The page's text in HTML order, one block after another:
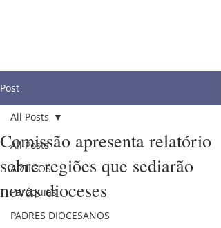
Post
All Posts
ARTIGOS
Paróquias
PADRES DIOCESANOS
All Posts
Comissão apresenta relatório
sobre regiões que sediarão
novas dioceses